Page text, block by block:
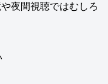
夜間視聴ではむしろ